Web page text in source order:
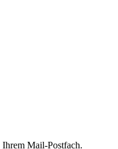
Mail-Postfach.